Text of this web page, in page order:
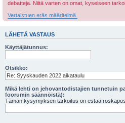
debatteja. Niitä varten on omat, kyseiseen
Vertaistuen eräs määritelmä.
LÄHETÄ VASTAUS
Käyttäjätunnus:
Otsikko:
Mikä lehti on jehovantodistajien tunnetuin
foorumin säännöistä):
Tämän kysymyksen tarkoitus on estää